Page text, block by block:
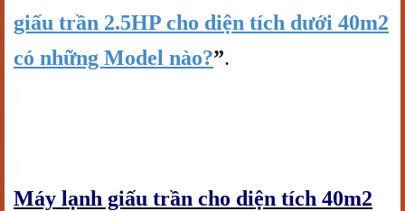
giấu trần 2.5HP cho diện tích dưới 40m2
có những Model nào?”.
Máy lạnh giấu trần cho diện tích 40m2